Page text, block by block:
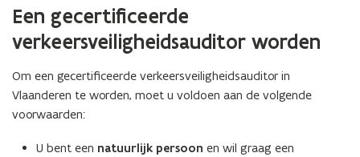
Een gecertificeerde
verkeersveiligheidsauditor worden
Om een gecertificeerde verkeersveiligheidsauditor in
Vlaanderen te worden, moet u voldoen aan de volgende
voorwaarden:
U bent een natuurlijk persoon en wil graag een